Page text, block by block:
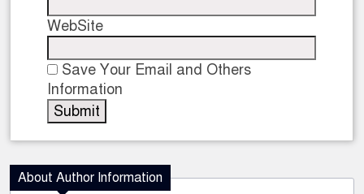
WebSite
Save Your Email and Others
Information
About Author Information